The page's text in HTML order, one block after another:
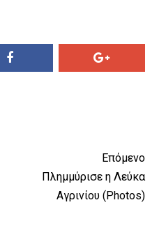
Επόμενο
Πλημμύρισε η Λεύκα
Αγρινίου (Photos)